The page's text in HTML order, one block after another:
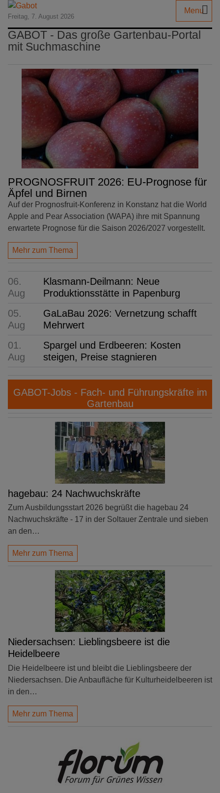
Freitag, 7. August 2026
Menu
GABOT - Das große Gartenbau-Portal
mit Suchmaschine
PROGNOSFRUIT 2026: EU-Prognose für
Äpfel und Birnen
Auf der Prognosfruit-Konferenz in Konstanz hat die World
Apple and Pear Association (WAPA) ihre mit Spannung
erwartete Prognose für die Saison 2026/2027 vorgestellt.
Mehr zum Thema
06.
Aug
Klasmann-Deilmann: Neue
Produktionsstätte in Papenburg
05.
Aug
GaLaBau 2026: Vernetzung schafft
Mehrwert
01.
Aug
Spargel und Erdbeeren: Kosten
steigen, Preise stagnieren
GABOT-Jobs - Fach- und Führungskräfte im
Gartenbau
hagebau: 24 Nachwuchskräfte
Zum Ausbildungsstart 2026 begrüßt die hagebau 24
Nachwuchskräfte - 17 in der Soltauer Zentrale und sieben
an den…
Mehr zum Thema
Niedersachsen: Lieblingsbeere ist die
Heidelbeere
Die Heidelbeere ist und bleibt die Lieblingsbeere der
Niedersachsen. Die Anbaufläche für Kulturheidelbeeren ist
in den…
Mehr zum Thema